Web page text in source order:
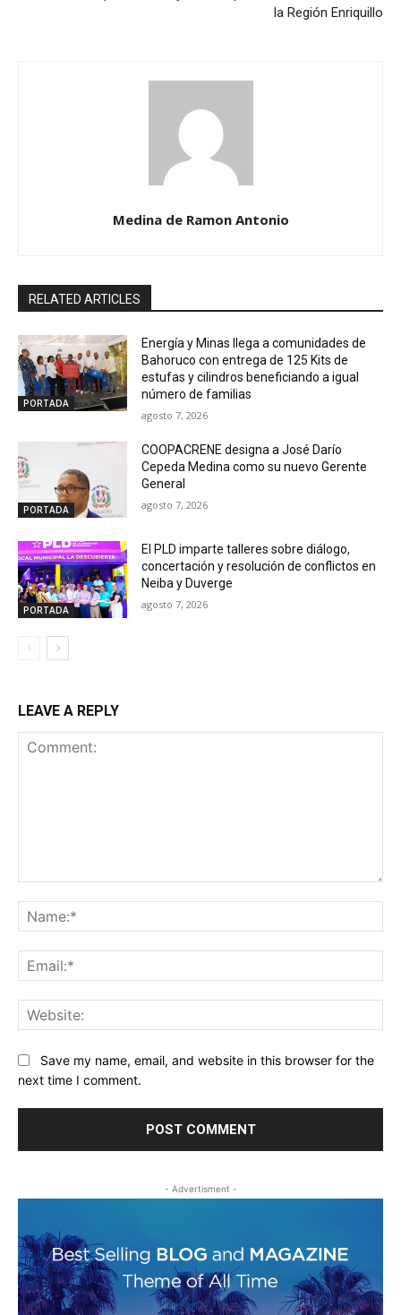
la Región Enriquillo
Medina de Ramon Antonio
RELATED ARTICLES
PORTADA
Energía y Minas llega a comunidades de
Bahoruco con entrega de 125 Kits de
estufas y cilindros beneficiando a igual
número de familias
agosto 7, 2026
PORTADA
COOPACRENE designa a José Darío
Cepeda Medina como su nuevo Gerente
General
agosto 7, 2026
PORTADA
El PLD imparte talleres sobre diálogo,
concertación y resolución de conflictos en
Neiba y Duverge
agosto 7, 2026
LEAVE A REPLY
Save my name, email, and website in this browser for the
next time I comment.
- Advertisment -